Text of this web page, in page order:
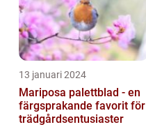
13 januari 2024
Mariposa palettblad - en
färgsprakande favorit för
trädgårdsentusiaster